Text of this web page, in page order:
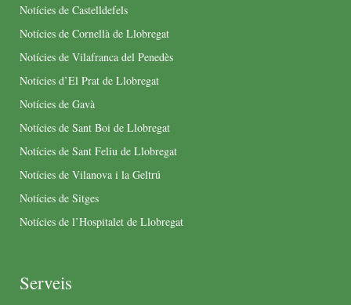
Notícies de Castelldefels
Notícies de Cornellà de Llobregat
Notícies de Vilafranca del Penedès
Notícies d’El Prat de Llobregat
Notícies de Gavà
Notícies de Sant Boi de Llobregat
Notícies de Sant Feliu de Llobregat
Notícies de Vilanova i la Geltrú
Notícies de Sitges
Notícies de l’Hospitalet de Llobregat
Serveis